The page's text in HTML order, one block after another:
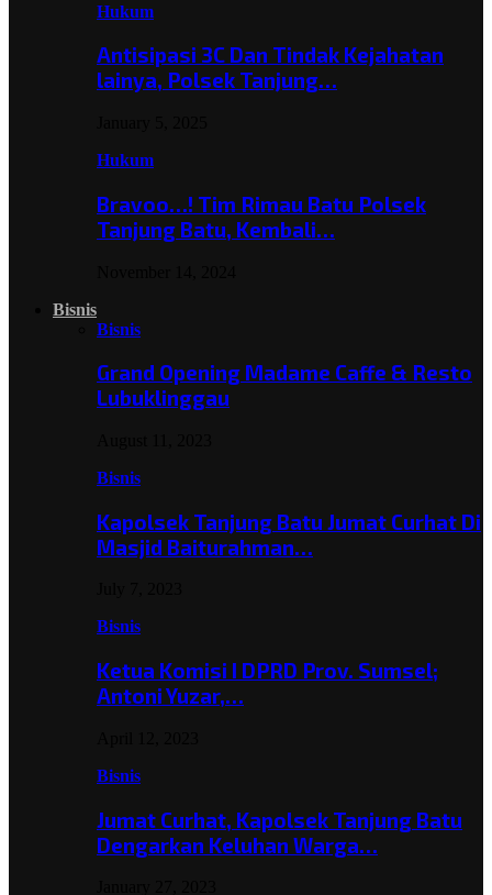
Hukum
Antisipasi 3C Dan Tindak Kejahatan
lainya, Polsek Tanjung…
Hukum
Bravoo…! Tim Rimau Batu Polsek
Tanjung Batu, Kembali…
Bisnis
Bisnis
Grand Opening Madame Caffe & Resto
Lubuklinggau
Bisnis
Kapolsek Tanjung Batu Jumat Curhat Di
Masjid Baiturahman…
Bisnis
Ketua Komisi I DPRD Prov. Sumsel;
Antoni Yuzar,…
Bisnis
Jumat Curhat, Kapolsek Tanjung Batu
Dengarkan Keluhan Warga…